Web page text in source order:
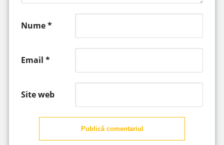
Nume*
Email *
Site web
Publică comentariul